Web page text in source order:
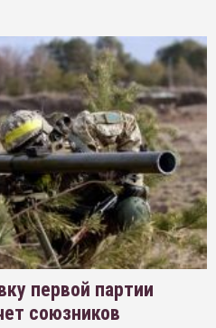
первой партии
союзников